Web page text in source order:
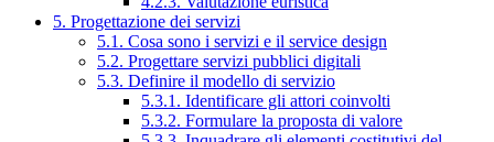
5. Progettazione dei servizi
5.1. Cosa sono i servizi e il service design
5.2. Progettare servizi pubblici digitali
5.3. Definire il modello di servizio
5.3.1. Identificare gli attori coinvolti
5.3.2. Formulare la proposta di valore